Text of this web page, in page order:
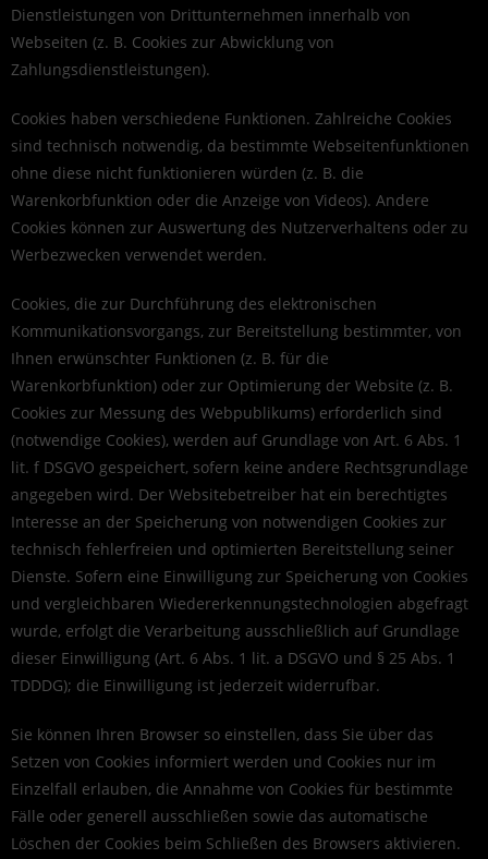
Dienstleistungen von Drittunternehmen innerhalb von
Webseiten (z. B. Cookies zur Abwicklung von
Zahlungsdienstleistungen).
Cookies haben verschiedene Funktionen. Zahlreiche Cookies
sind technisch notwendig, da bestimmte Webseitenfunktionen
ohne diese nicht funktionieren würden (z. B. die
Warenkorbfunktion oder die Anzeige von Videos). Andere
Cookies können zur Auswertung des Nutzerverhaltens oder zu
Werbezwecken verwendet werden.
Cookies, die zur Durchführung des elektronischen
Kommunikationsvorgangs, zur Bereitstellung bestimmter, von
Ihnen erwünschter Funktionen (z. B. für die
Warenkorbfunktion) oder zur Optimierung der Website (z. B.
Cookies zur Messung des Webpublikums) erforderlich sind
(notwendige Cookies), werden auf Grundlage von Art. 6 Abs. 1
lit. f DSGVO gespeichert, sofern keine andere Rechtsgrundlage
angegeben wird. Der Websitebetreiber hat ein berechtigtes
Interesse an der Speicherung von notwendigen Cookies zur
technisch fehlerfreien und optimierten Bereitstellung seiner
Dienste. Sofern eine Einwilligung zur Speicherung von Cookies
und vergleichbaren Wiedererkennungstechnologien abgefragt
wurde, erfolgt die Verarbeitung ausschließlich auf Grundlage
dieser Einwilligung (Art. 6 Abs. 1 lit. a DSGVO und § 25 Abs. 1
TDDDG); die Einwilligung ist jederzeit widerrufbar.
Sie können Ihren Browser so einstellen, dass Sie über das
Setzen von Cookies informiert werden und Cookies nur im
Einzelfall erlauben, die Annahme von Cookies für bestimmte
Fälle oder generell ausschließen sowie das automatische
Löschen der Cookies beim Schließen des Browsers aktivieren.